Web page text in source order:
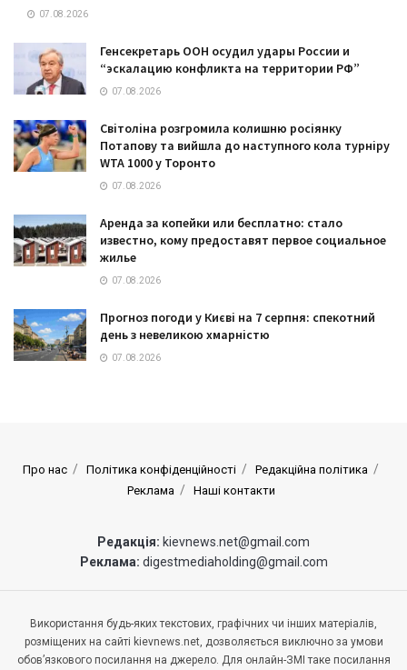
07.08.2026
Генсекретарь ООН осудил удары России и
“эскалацию конфликта на территории РФ”
07.08.2026
Світоліна розгромила колишню росіянку
Потапову та вийшла до наступного кола турніру
WTA 1000 у Торонто
07.08.2026
Аренда за копейки или бесплатно: стало
известно, кому предоставят первое социальное
жилье
07.08.2026
Прогноз погоди у Києві на 7 серпня: спекотний
день з невеликою хмарністю
07.08.2026
Про нас Політика конфіденційності
Редакційна політика
Реклама
Наші контакти
Редакція: kievnews.net@gmail.com
Реклама: digestmediaholding@gmail.com
Використання будь-яких текстових, графічних чи інших матеріалів,
розміщених на сайті kievnews.net, дозволяється виключно за умови
обов’язкового посилання на джерело. Для онлайн-ЗМІ таке посилання